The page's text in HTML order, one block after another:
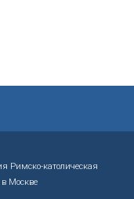
Римско-католическая
Москве